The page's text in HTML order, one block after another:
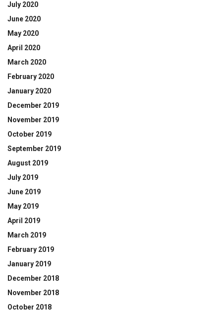
July 2020
June 2020
May 2020
April 2020
March 2020
February 2020
January 2020
December 2019
November 2019
October 2019
September 2019
August 2019
July 2019
June 2019
May 2019
April 2019
March 2019
February 2019
January 2019
December 2018
November 2018
October 2018